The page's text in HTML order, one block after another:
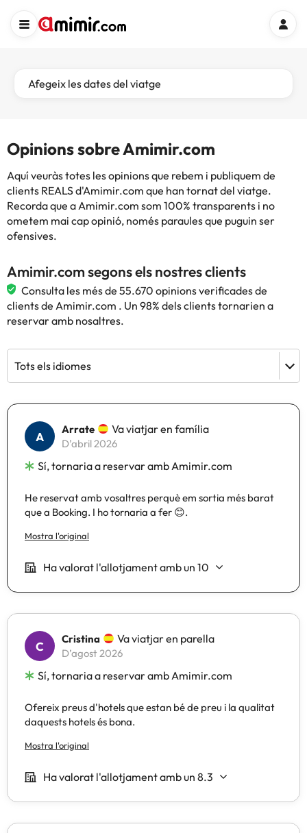
Afegeix les dates del viatge
Opinions sobre Amimir.com
Aquí veuràs totes les opinions que rebem i publiquem de
clients REALS d'Amimir.com que han tornat del viatge.
Recorda que a Amimir.com som 100% transparents i no
ometem mai cap opinió, només paraules que puguin ser
ofensives.
Amimir.com segons els nostres clients
Consulta les més de 55.670 opinions verificades de
clients de Amimir.com . Un 98% dels clients tornarien a
reservar amb nosaltres.